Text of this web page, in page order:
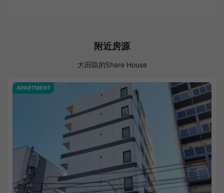
附近房源
大田區的Share House
APARTMENT